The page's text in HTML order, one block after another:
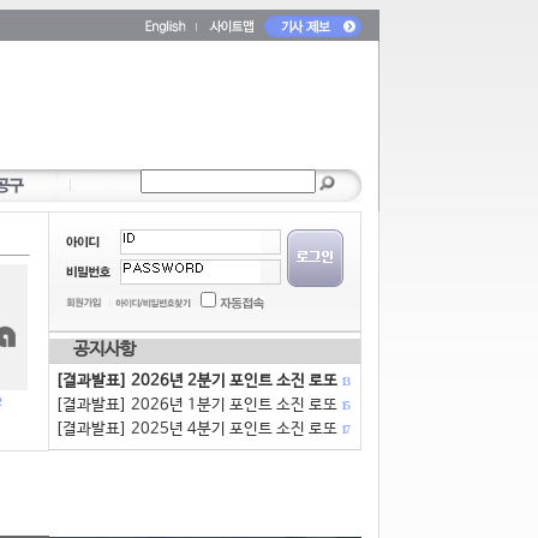
공지사항
[결과발표] 2026년 2분기 포인트 소진 로또 13
[결과발표] 2026년 1분기 포인트 소진 로또 15
[결과발표] 2025년 4분기 포인트 소진 로또 17